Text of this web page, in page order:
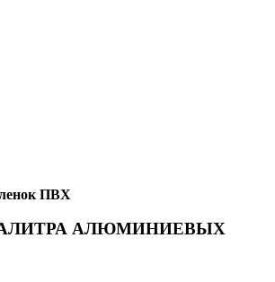
ПВХ
АЛЮМИНИЕВЫХ